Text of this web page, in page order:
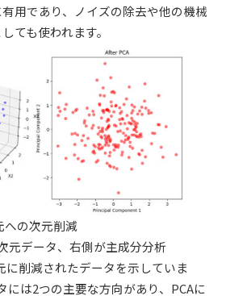
用であり、ノイズの除去や他の機械
ても使われます。
の次元削減
元データ、右側が主成分分析
に削減されたデータを示していま
には2つの主要な方向があり、PCAに